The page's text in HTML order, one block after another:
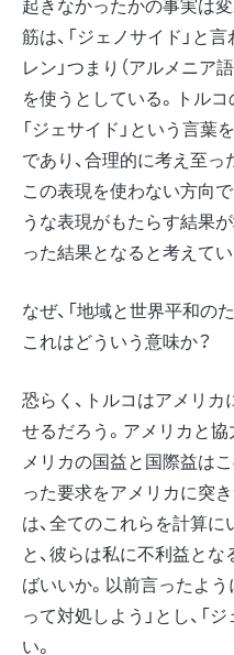
筋は、「ジェノサイド」と
レン」つまり（アルメニア
を使うとしている。トル
「ジェサイド」という言葉
であり、合理的に考え至
この表現を使わない方向
うな表現がもたらす結果
った結果となると考えてい
なぜ、「地域と世界平和の
これはどういう意味か？
恐らく、トルコはアメリ
せるだろう。アメリカと
メリカの国益と国際益は
った要求をアメリカに突
は、全てのこれらを計算に
と、彼らは私に不利益と
ばいいか。以前言ったよう
って対処しよう」とし、「
い。